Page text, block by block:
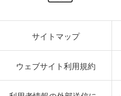
サイトマップ
ウェブサイト利用規約